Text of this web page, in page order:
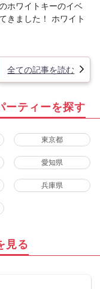
ホワイトキーのイベ
きました！ ホワイト
全ての記事を読む
ーティーを探す
東京都
愛知県
兵庫県
見る